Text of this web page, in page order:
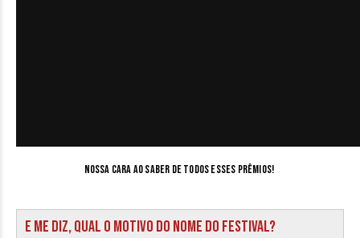
Nossa cara ao saber de todos esses prêmios!
E me diz, qual o motivo do nome do festival?